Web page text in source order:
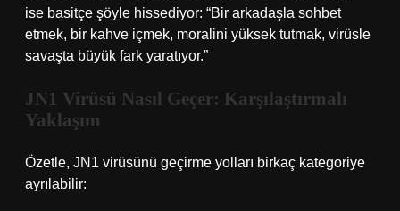
ise basitçe şöyle hissediyor: “Bir arkadaşla sohbet
etmek, bir kahve içmek, moralini yüksek tutmak, virüsle
savaşta büyük fark yaratıyor.”
JN1 Virüsü Nasıl Geçer: Karşılaştırmalı
Yaklaşım
Özetle, JN1 virüsünü geçirme yolları birkaç kategoriye
ayrılabilir: